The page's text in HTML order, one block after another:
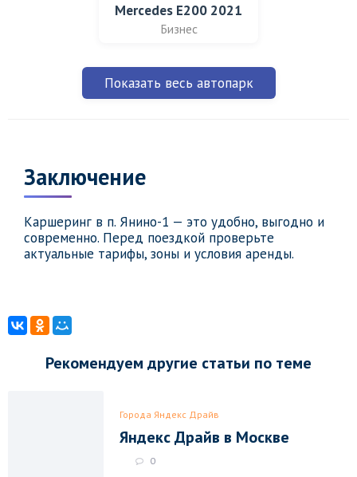
Mercedes E200 2021
Бизнес
Показать весь автопарк
Заключение
Каршеринг в п. Янино-1 — это удобно, выгодно и
современно. Перед поездкой проверьте
актуальные тарифы, зоны и условия аренды.
Рекомендуем другие статьи по теме
Города Яндекс Драйв
Яндекс Драйв в Москве
0